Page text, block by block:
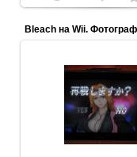
13.03.2012
ezooculteric